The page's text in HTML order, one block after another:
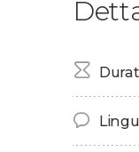
Ci
sette
Mentre